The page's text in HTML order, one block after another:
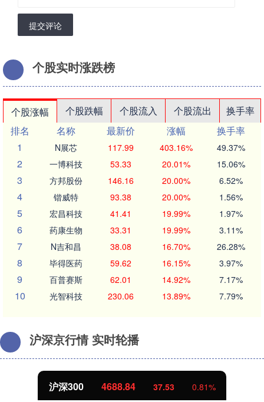
提交评论
个股实时涨跌榜
个股涨幅 个股跌幅 个股流入 个股流出
换手率
排名
名称 最新价 涨幅
换手率
1
N展芯 117.99 403.16% 49.37%
2 一博科技 53.33 20.01% 15.06%
3 方邦股份 146.16 20.00% 6.52%
4 锴威特 93.38 20.00% 1.56%
5 宏昌科技 41.41 19.99% 1.97%
6 药康生物 33.31 19.99% 3.11%
7 N吉和昌 38.08 16.70% 26.28%
8 毕得医药 59.62 16.15% 3.97%
9 百普赛斯 62.01 14.92% 7.17%
10 光智科技 230.06 13.89% 7.79%
沪深京行情 实时轮播
沪深300 4688.84 37.53 0.81%